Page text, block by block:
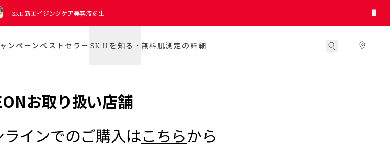
SK-II新エイジングケア美容液誕生
新発売 CC プライマーミントグリーン
サンプル引き換えクーポンを入手
年齢と美肌ゾーンを測定し、 未来に向けての適切なお手
No.1 エイジングケアクリームさらに進化
ピテラ™ ベスト コレクション
トライアル キット
日本公式インスタグラムアカウント開設！
つ情報を見逃さないために、今すぐフォロー
ンペーンベストセラー SK-II を知る 無料肌測定の詳細
お取り扱い店舗
インでのご購入はこちらから